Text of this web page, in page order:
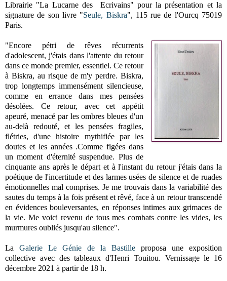
Librairie "La Lucarne des Ecrivains" pour la présentation et la
signature de son livre "Seule, Biskra", 115 rue de l'Ourcq 75019
Paris.
"Encore pétri de rêves récurrents
d'adolescent, j'étais dans l'attente du retour
dans ce monde premier, essentiel. Ce retour
à Biskra, au risque de m'y perdre. Biskra,
trop longtemps immensément silencieuse,
comme en errance dans mes pensées
désolées. Ce retour, avec cet appétit
apeuré, menacé par les ombres bleues d'un
au-delà redouté, et les pensées fragiles,
flétries, d'une histoire mythifiée par les
doutes et les années .Comme figées dans
un moment d'éternité suspendue. Plus de
cinquante ans après le départ et à l'instant du retour j'étais dans la
poétique de l'incertitude et des larmes usées de silence et de ruades
émotionnelles mal comprises. Je me trouvais dans la variabilité des
sautes du temps à la fois présent et rêvé, face à un retour transcendé
en évidences bouleversantes, en réponses intimes aux grimaces de
la vie. Me voici revenu de tous mes combats contre les vides, les
murmures oubliés jusqu'au silence".
La Galerie Le Génie de la Bastille proposa une exposition
collective avec des tableaux d'Henri Touitou. Vernissage le 16
décembre 2021 à partir de 18 h.